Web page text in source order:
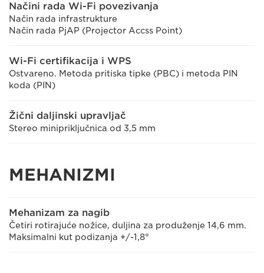
Načini rada Wi-Fi povezivanja
Način rada infrastrukture
Način rada PjAP (Projector Accss Point)
Wi-Fi certifikacija i WPS
Ostvareno. Metoda pritiska tipke (PBC) i metoda PIN
koda (PIN)
Žični daljinski upravljač
Stereo minipriključnica od 3,5 mm
MEHANIZMI
Mehanizam za nagib
Četiri rotirajuće nožice, duljina za produženje 14,6 mm.
Maksimalni kut podizanja +/-1,8°